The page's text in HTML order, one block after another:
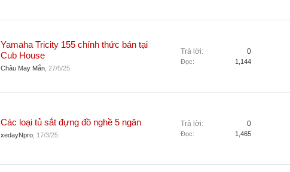
Yamaha Tricity 155 chính thức bán tại
Cub House
Châu May Mắn 27/5/25
Trả lời: 0
Đọc: 1,144
Các loại tủ sắt đựng đồ nghề 5 ngăn
xedayNpro 17/3/25
Trả lời: 0
Đọc: 1,465